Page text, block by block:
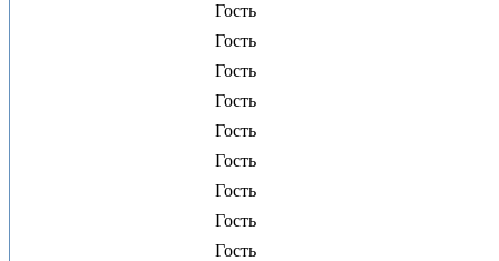
Гость
Гость
Гость
Гость
Гость
Гость
Гость
Гость
Гость